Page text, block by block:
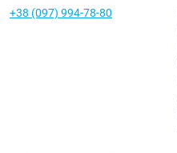
+38 (097) 994-78-80